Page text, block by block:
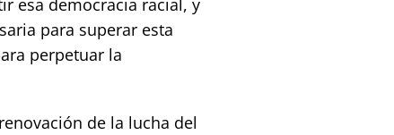
para superar esta
perpetuar la
de la lucha del